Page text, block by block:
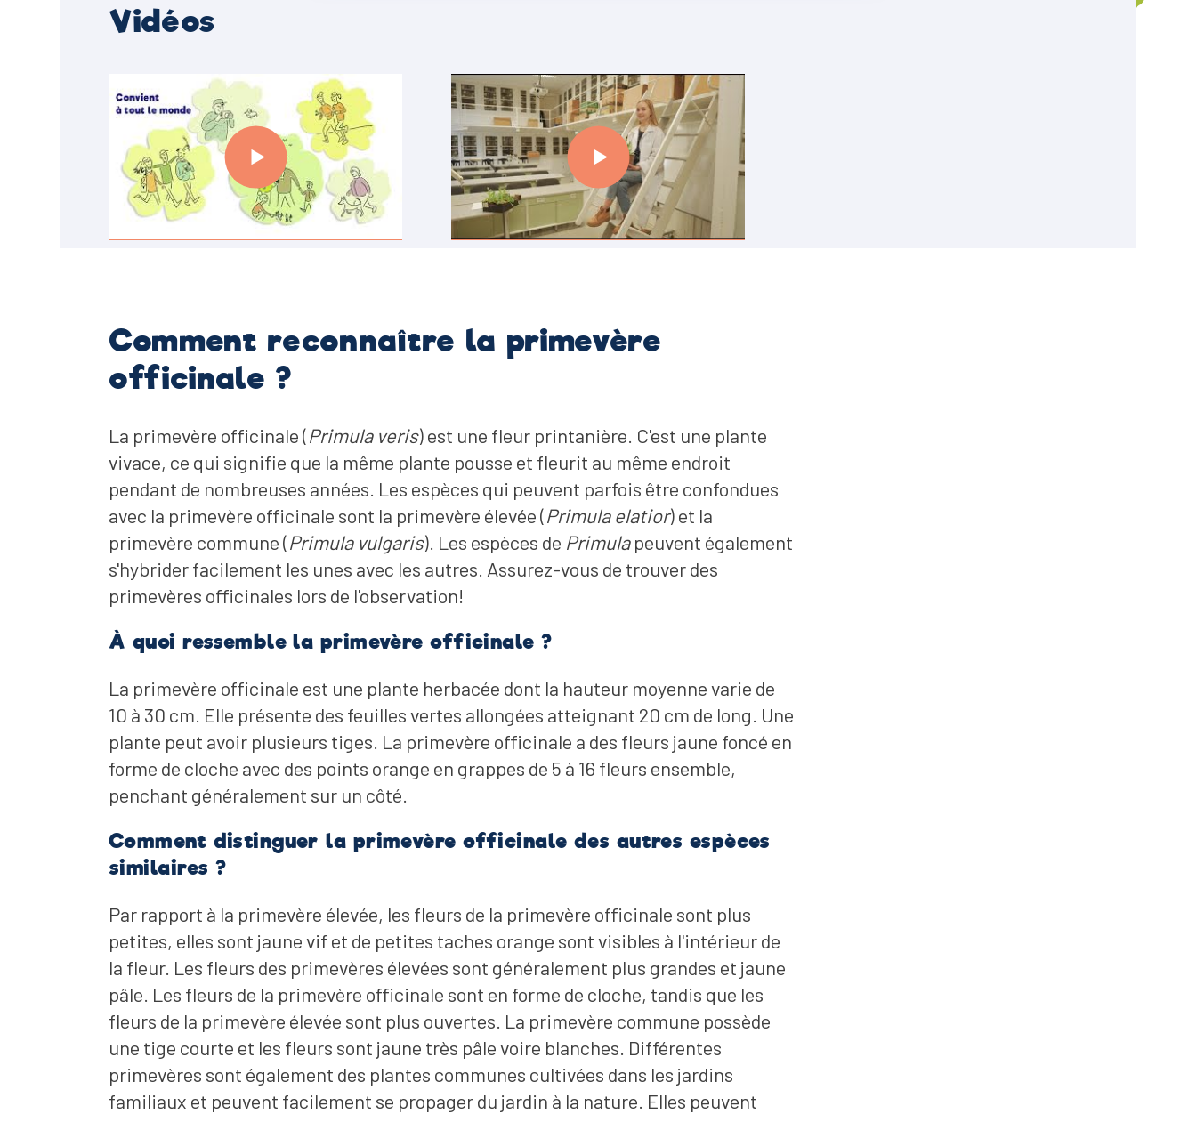
Vidéos
Comment reconnaître la primevère
officinale ?
La primevère officinale (Primula veris) est une fleur printanière. C'est une plante
vivace, ce qui signifie que la même plante pousse et fleurit au même endroit
pendant de nombreuses années. Les espèces qui peuvent parfois être confondues
avec la primevère officinale sont la primevère élevée (Primula elatior) et la
primevère commune (Primula vulgaris). Les espèces de Primulapeuvent également
s'hybrider facilement les unes avec les autres. Assurez-vous de trouver des
primevères officinales lors de l'observation!
À quoi ressemble la primevère officinale ?
La primevère officinale est une plante herbacée dont la hauteur moyenne varie de
10 à 30 cm. Elle présente des feuilles vertes allongées atteignant 20 cm de long. Une
plante peut avoir plusieurs tiges. La primevère officinale a des fleurs jaune foncé en
forme de cloche avec des points orange en grappes de 5 à 16 fleurs ensemble,
penchant généralement sur un côté.
Comment distinguer la primevère officinale des autres espèces
similaires ?
Par rapport à la primevère élevée, les fleurs de la primevère officinale sont plus
petites, elles sont jaune vif et de petites taches orange sont visibles à l'intérieur de
la fleur. Les fleurs des primevères élevées sont généralement plus grandes et jaune
pâle. Les fleurs de la primevère officinale sont en forme de cloche, tandis que les
fleurs de la primevère élevée sont plus ouvertes. La primevère commune possède
une tige courte et les fleurs sont jaune très pâle voire blanches. Différentes
primevères sont également des plantes communes cultivées dans les jardins
familiaux et peuvent facilement se propager du jardin à la nature. Elles peuvent